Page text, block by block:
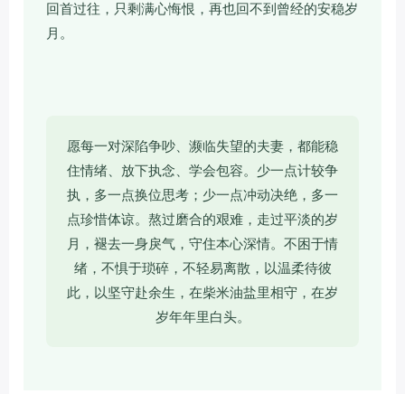
回首过往，只剩满心悔恨，再也回不到曾经的安稳岁
月。
愿每一对深陷争吵、濒临失望的夫妻，都能稳
住情绪、放下执念、学会包容。少一点计较争
执，多一点换位思考；少一点冲动决绝，多一
点珍惜体谅。熬过磨合的艰难，走过平淡的岁
月，褪去一身戾气，守住本心深情。不困于情
绪，不惧于琐碎，不轻易离散，以温柔待彼
此，以坚守赴余生，在柴米油盐里相守，在岁
岁年年里白头。